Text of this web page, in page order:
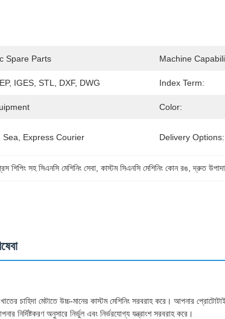
Spare Parts Machine
IGES, STL, DXF, DWG Index Term:
Color:
Sea, Express Courier Delivery Options:
শিপিং সহ সিএনসি মেশিনিং সেবা , কাস্টম সিএনসি মেশিনিং কোন রঙ , দ্রুত
খাতের চাহিদা মেটাতে উচ্চ-মানের কাস্টম মেশিনিং সরবরাহ করে। আপনার
নির্দিষ্টকরণ অনুসারে নির্ভুল এবং নির্ভরযোগ্য যন্ত্রাংশ সরবরাহ করে।